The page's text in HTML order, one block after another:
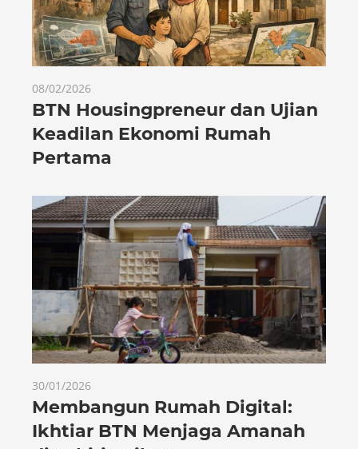
08/02/2026
BTN Housingpreneur dan Ujian
Keadilan Ekonomi Rumah
Pertama
30/01/2026
Membangun Rumah Digital:
Ikhtiar BTN Menjaga Amanah